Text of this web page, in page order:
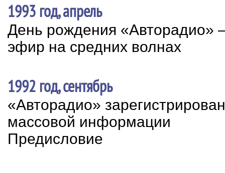
1993 год, апрель
День рождения «Авторадио»
эфир на средних волнах
1992 год, сентябрь
«Авторадио»
массовой информации
Предисловие